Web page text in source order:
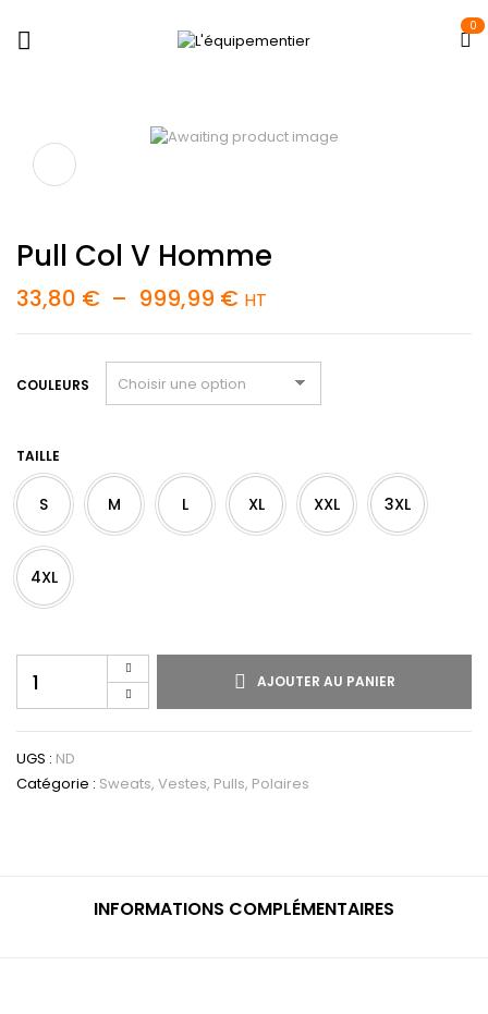
0
Pull Col V Homme
33,80 € – 999,99 €Plage
prix :
33,80 €
à
999,99 €
HT
COULEURS
TAILLE
S M L XL XXL 3XL
4XL
Pull
col
V
homme
AJOUTER AU PANIER
UGS : ND
Catégorie : Sweats, Vestes, Pulls, Polaires
INFORMATIONS COMPLÉMENTAIRES